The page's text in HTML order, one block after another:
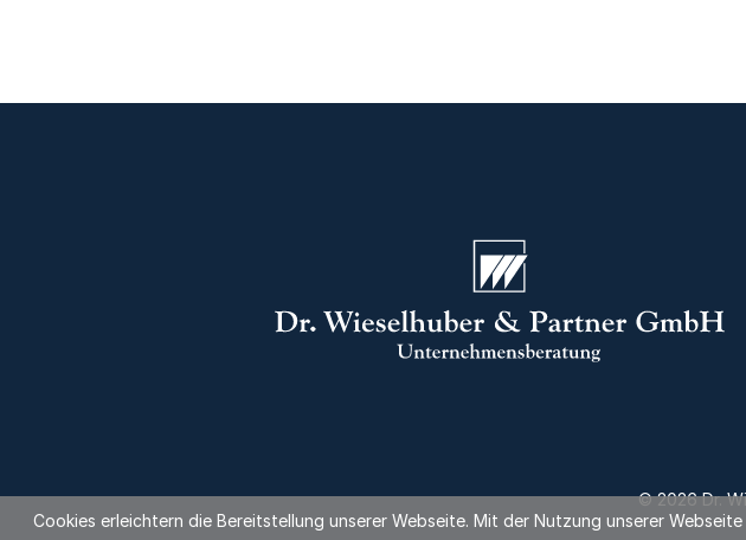
© 2026 Dr.
Cookies erleichtern die Bereitstellung unserer Webseite. Mit der Nutzung unserer